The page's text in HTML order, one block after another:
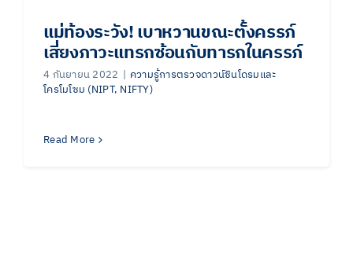
แม่ท้องระวัง! เบาหวานขณะตั้งครรภ์
เสี่ยงภาวะแทรกซ้อนกับทารกในครรภ์
4 กันยายน 2022 | ความรู้การตรวจดาวน์ซินโดรมและ
โครโมโซม (NIPT, NIFTY)
Read More